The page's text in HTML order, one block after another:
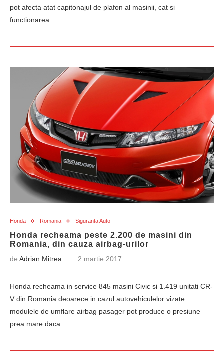
pot afecta atat capitonajul de plafon al masinii, cat si
functionarea…
Honda Romania Siguranta Auto
Honda recheama peste 2.200 de masini din
Romania, din cauza airbag-urilor
de Adrian Mitrea 2 martie 2017
Honda recheama in service 845 masini Civic si 1.419 unitati CR-
V din Romania deoarece in cazul autovehiculelor vizate
modulele de umflare airbag pasager pot produce o presiune
prea mare daca…